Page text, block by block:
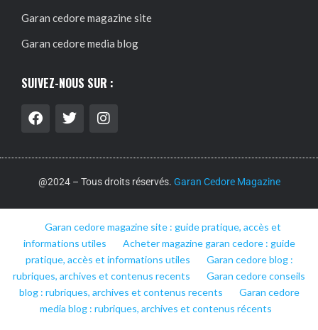
Garan cedore magazine site
Garan cedore media blog
SUIVEZ-NOUS SUR :
@2024 – Tous droits réservés. Garan Cedore Magazine
Garan cedore magazine site : guide pratique, accès et
informations utiles
Acheter magazine garan cedore : guide
pratique, accès et informations utiles
Garan cedore blog :
rubriques, archives et contenus recents
Garan cedore conseils
blog : rubriques, archives et contenus recents
Garan cedore
media blog : rubriques, archives et contenus récents